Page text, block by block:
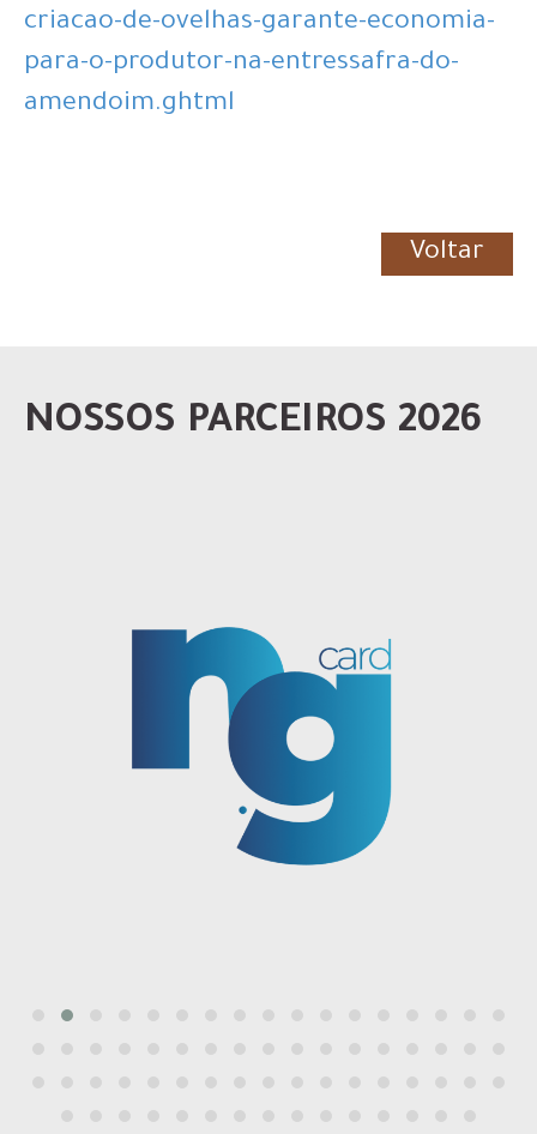
criacao-de-ovelhas-garante-economia-
para-o-produtor-na-entressafra-do-
amendoim.ghtml
Voltar
NOSSOS PARCEIROS 2026